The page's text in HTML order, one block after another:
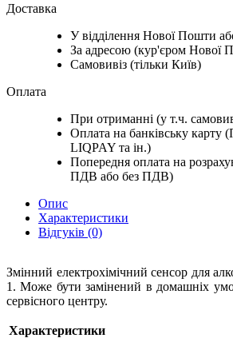
Доставка
У відділення Нової Пошти
За адресою (кур'єром Нової
Самовивіз (тільки Київ)
Оплата
При отриманні (у т.ч.
Оплата на банківську карту
LIQPAY та ін.)
Попередня оплата на
ПДВ або без ПДВ)
Опис
Характеристики
Відгуків (0)
Змінний електрохімічний сенсор для
1 . Може бути замінений в домашніх
сервісного центру.
Характеристики